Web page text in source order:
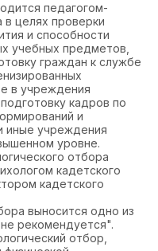
педагогом-
в целях проверки
и способности
учебных предметов,
граждан к службе
в учреждения
кадров по
и
иные учреждения
уровне.
отбора
кадетского
кадетского
выносится одно из
рекомендуется".
отбор,